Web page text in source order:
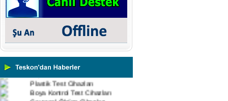
Numune Hazırlama Cihazları
Profil Projektörler
Video Ölçüm Sistemleri
3 Boyutlu Ölçüm Cihazları
Çekme Kopma Test Cihazları
Impact Test Cihazları
Boya Kontrol Test Cihazları
Çevresel Ölçüm Cihazları